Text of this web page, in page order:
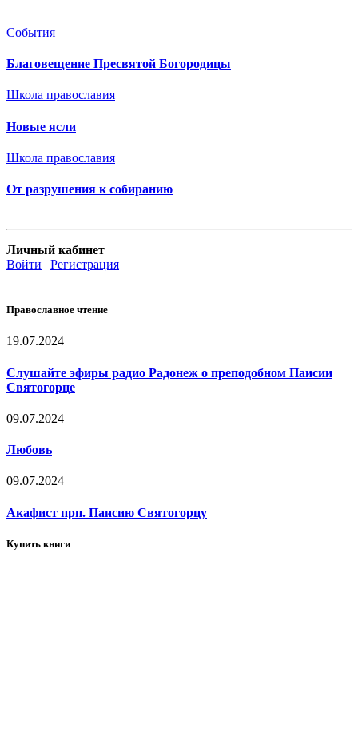
События
Благовещение Пресвятой Богородицы
Школа православия
Новые ясли
Школа православия
От разрушения к собиранию
Личный кабинет
Войти | Регистрация
Православное чтение
19.07.2024
Слушайте эфиры радио Радонеж о преподобном Паисии
Святогорце
09.07.2024
Любовь
09.07.2024
Акафист прп. Паисию Святогорцу
Купить книги